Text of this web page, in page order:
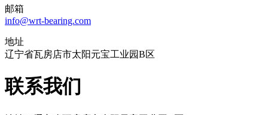
邮箱
info@wrt-bearing.com
地址
辽宁省瓦房店市太阳元宝工业园B区
联系我们